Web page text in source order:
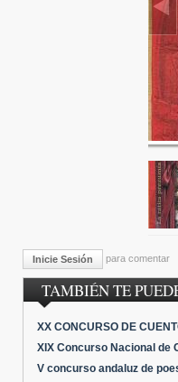
Inicie Sesión para comentar
TAMBIÉN TE
XX CONCURSO DE
XIX Concurso Nacional de
V concurso andaluz de